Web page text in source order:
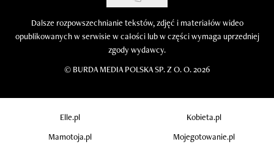
Dalsze rozpowszechnianie tekstów, zdjęć i materiałów wideo
opublikowanych w serwisie w całości lub w części wymaga uprzedniej
zgody wydawcy.
© BURDA MEDIA POLSKA SP. Z O. O. 2026
Elle.pl
Kobieta.pl
Mamotoja.pl
Mojegotowanie.pl